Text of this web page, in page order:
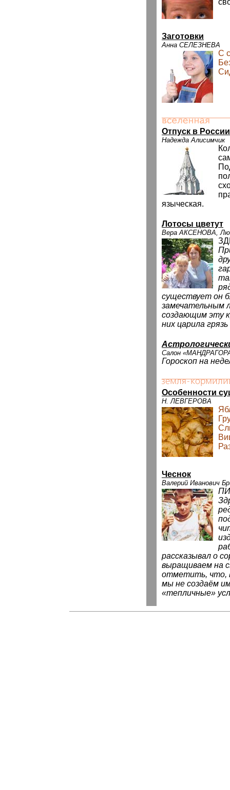
Заготовки
Анна СЕЛЕЗНЕВА
С
Отпуск в
Надежда Алисимчик
языческая.
Лотосы цветут
Вера АКСЕНОВА,
существует он
замечательным
создающим эту
них царила
Салон
Гороскоп на
Особенности
Н. ЛЕВГЕРОВА
Чеснок
Валерий Иванович
рассказывал о
выращиваем на
отметить, что,
мы не создаём
«тепличные»